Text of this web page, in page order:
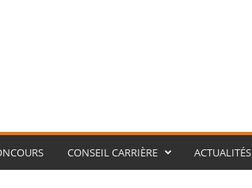
CONSEIL CARRIÈRE ACTUALITÉS